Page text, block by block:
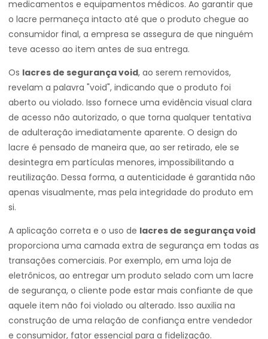
medicamentos e equipamentos médicos. Ao garantir que
o lacre permaneça intacto até que o produto chegue ao
consumidor final, a empresa se assegura de que ninguém
teve acesso ao item antes de sua entrega.
Os lacres de segurança void, ao serem removidos,
revelam a palavra "void", indicando que o produto foi
aberto ou violado. Isso fornece uma evidência visual clara
de acesso não autorizado, o que torna qualquer tentativa
de adulteração imediatamente aparente. O design do
lacre é pensado de maneira que, ao ser retirado, ele se
desintegra em partículas menores, impossibilitando a
reutilização. Dessa forma, a autenticidade é garantida não
apenas visualmente, mas pela integridade do produto em
si.
A aplicação correta e o uso de lacres de segurança void
proporciona uma camada extra de segurança em todas as
transações comerciais. Por exemplo, em uma loja de
eletrônicos, ao entregar um produto selado com um lacre
de segurança, o cliente pode estar mais confiante de que
aquele item não foi violado ou alterado. Isso auxilia na
construção de uma relação de confiança entre vendedor
e consumidor, fator essencial para a fidelização.